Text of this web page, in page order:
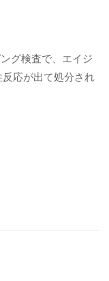
グ検査で、エイジ
応が出て処分され